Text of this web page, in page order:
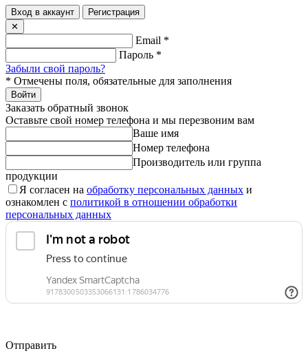
Вход в аккаунт
Регистрация
✕
Email *
Пароль *
Забыли свой пароль?
* Отмечены поля, обязательные для заполнения
Войти
Заказать обратный звонок
Оставьте свой номер телефона и мы перезвоним вам
Ваше имя
Номер телефона
Производитель или группа
продукции
Я согласен на обработку персональных данных и
ознакомлен с политикой в отношении обработки
персональных данных
Отправить